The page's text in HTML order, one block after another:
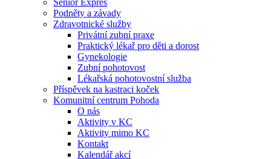
Senior Expres
Podněty a závady
Zdravotnické služby
Privátní zubní praxe
Praktický lékař pro děti a dorost
Gynekologie
Zubní pohotovost
Lékařská pohotovostní služba
Příspěvek na kastraci koček
Komunitní centrum Pohoda
O nás
Aktivity v KC
Aktivity mimo KC
Kontakt
Kalendář akcí